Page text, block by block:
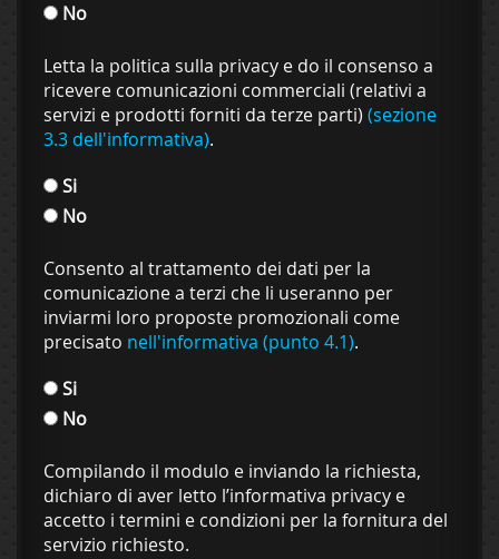
No
Letta la politica sulla privacy e do il consenso a
ricevere comunicazioni commerciali (relativi a
servizi e prodotti forniti da terze parti) (sezione
3.3 dell'informativa).
Si
No
Consento al trattamento dei dati per la
comunicazione a terzi che li useranno per
inviarmi loro proposte promozionali come
precisato nell'informativa (punto 4.1).
Si
No
Compilando il modulo e inviando la richiesta,
dichiaro di aver letto l’informativa privacy e
accetto i termini e condizioni per la fornitura del
servizio richiesto.